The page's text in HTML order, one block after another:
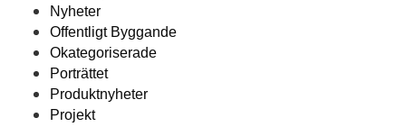
Nyheter
Offentligt Byggande
Okategoriserade
Porträttet
Produktnyheter
Projekt